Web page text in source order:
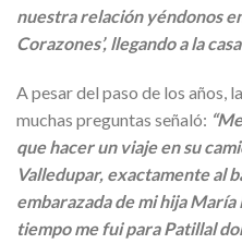
nuestra relación yéndonos
Corazones’, llegando a la
A pesar del paso de los años,
muchas preguntas señaló:
que hacer un viaje en su
Valledupar, exactamente al
embarazada de mi hija María
tiempo me fui para Patillal